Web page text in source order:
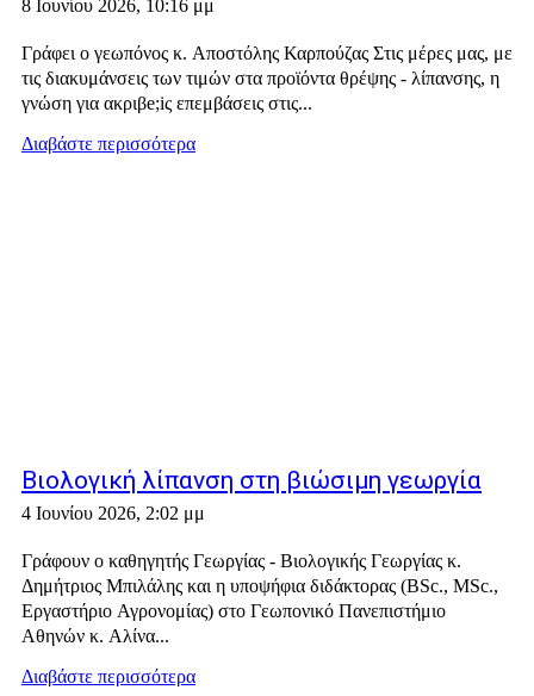
8 Ιουνίου 2026, 10:16 μμ
Γράφει ο γεωπόνος κ. Αποστόλης Καρπούζας Στις μέρες μας, με
τις διακυμάνσεις των τιμών στα προϊόντα θρέψης - λίπανσης, η
γνώση για ακριβe;iς επεμβάσεις στις...
Διαβάστε περισσότερα
Βιολογική λίπανση στη βιώσιμη γεωργία
4 Ιουνίου 2026, 2:02 μμ
Γράφουν ο καθηγητής Γεωργίας - Βιολογικής Γεωργίας κ.
Δημήτριος Μπιλάλης και η υποψήφια διδάκτορας (ΒSc., MSc.,
Εργαστήριο Αγρονομίας) στο Γεωπονικό Πανεπιστήμιο
Αθηνών κ. Αλίνα...
Διαβάστε περισσότερα